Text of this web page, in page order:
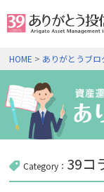
HOME > ありがとうブロ
Category： 39コ